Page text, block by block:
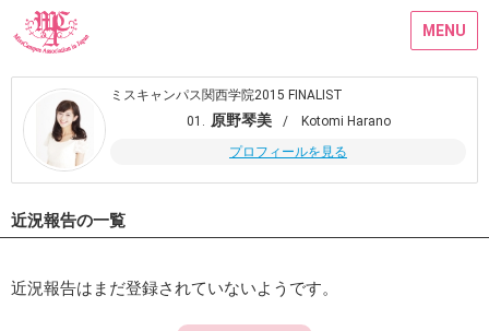
MENU
ミスキャンパス関西学院2015 FINALIST
01. 原野琴美
/ Kotomi Harano
プロフィールを見る
近況報告の一覧
近況報告はまだ登録されていないようです。